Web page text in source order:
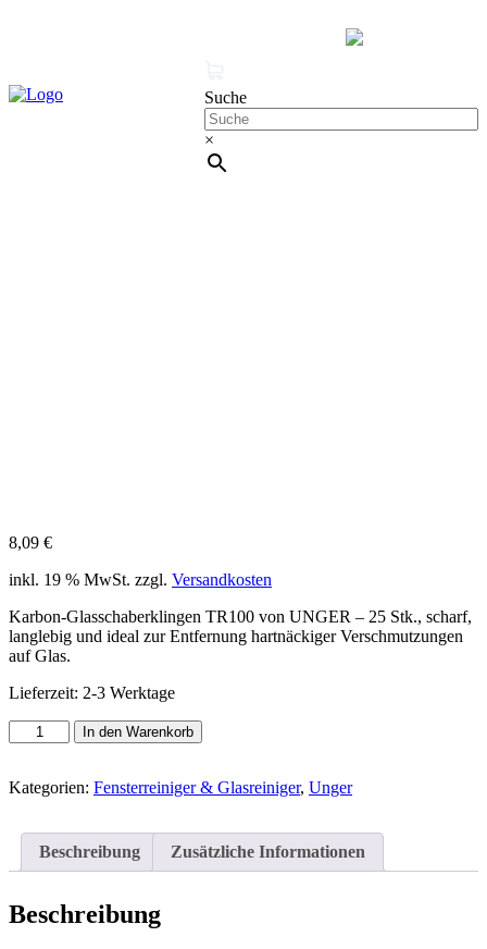
Suche
×
8,09 €
inkl. 19 % MwSt. zzgl. Versandkosten
Karbon-Glasschaberklingen TR100 von UNGER – 25 Stk., scharf,
langlebig und ideal zur Entfernung hartnäckiger Verschmutzungen
auf Glas.
Lieferzeit: 2-3 Werktage
UNGER
Karbon-
TR100
Stück
Ersatzklingen
In den Warenkorb
Kategorien: Fensterreiniger & Glasreiniger, Unger
Beschreibung Zusätzliche Informationen
Beschreibung